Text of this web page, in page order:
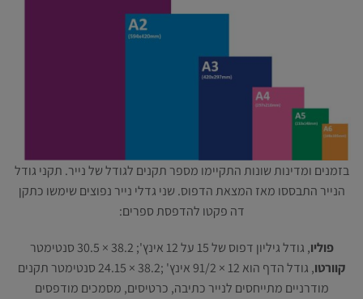
בזמנים ומדינות שונות התקיימו מספר תקנים לגודל של נייר. תקני גודל
הנייר התבססו מאז המצאת הדפוס. שני גדלי נייר נפוצים שימשו כתקן
דה פקטו להדפסת ספרים:
פוליו, גודל גיליון דפוס של 15 על 12 אינץ'; 38.2 × 30.5 סנטימטר
קוורטו
, גודל הדף הוא 12 × 91/2 אינץ' ;38.2 × 24.15 סנטימטר תקנים
מודרניים מתייחסים לנייר כתיבה, כרטיסים, מסמכים מודפסים